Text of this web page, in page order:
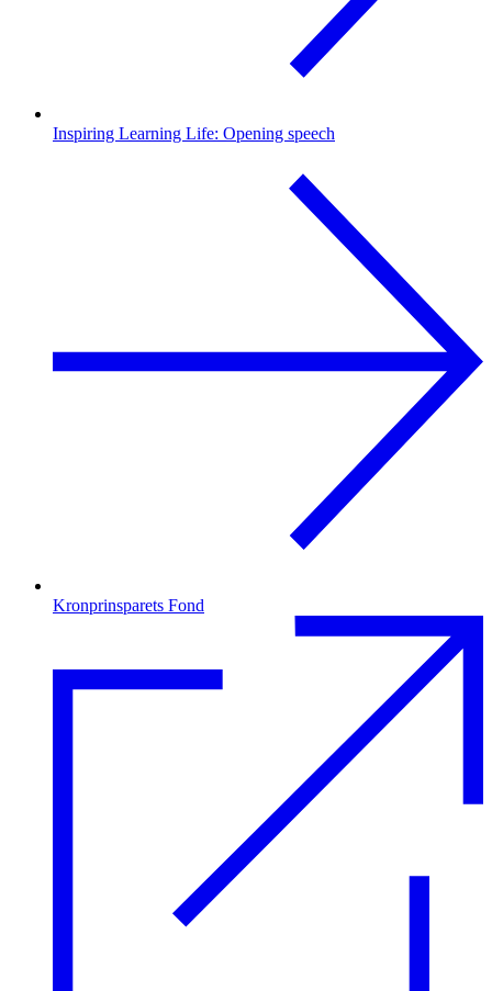
Inspiring Learning Life: Opening speech
Kronprinsparets Fond